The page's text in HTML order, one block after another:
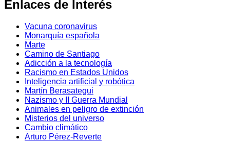
Enlaces de Interés
Vacuna coronavirus
Monarquía española
Marte
Camino de Santiago
Adicción a la tecnología
Racismo en Estados Unidos
Inteligencia artificial y robótica
Martín Berasategui
Nazismo y II Guerra Mundial
Animales en peligro de extinción
Misterios del universo
Cambio climático
Arturo Pérez-Reverte